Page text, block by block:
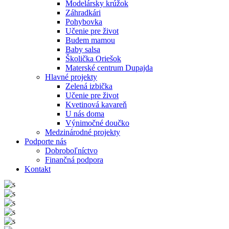
Modelársky krúžok
Záhradkári
Pohybovka
Učenie pre život
Budem mamou
Baby salsa
Školička Oriešok
Materské centrum Dupajda
Hlavné projekty
Zelená izbička
Učenie pre život
Kvetinová kavareň
U nás doma
Výnimočné doučko
Medzinárodné projekty
Podporte nás
Dobroboľníctvo
Finančná podpora
Kontakt